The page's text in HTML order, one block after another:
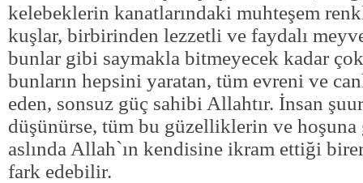
kelebeklerin kanatlarındaki muhteşem
kuşlar, birbirinden lezzetli ve faydalı
bunlar gibi saymakla bitmeyecek kadar
bunların hepsini yaratan, tüm evreni ve
eden, sonsuz güç sahibi Allahtır. İnsan
düşünürse, tüm bu güzelliklerin ve hoşuna
aslında Allah`ın kendisine ikram ettiği
fark edebilir.